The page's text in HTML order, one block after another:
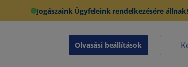
Jogászaink Ügyfeleink rendelkezésére állnak!
Olvasási beállítások